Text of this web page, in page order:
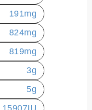
191mg
824mg
819mg
3g
5g
15907IU